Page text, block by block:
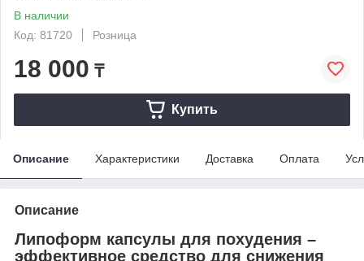
В наличии
Код: 81720
Розница
18 000 ₸
Купить
Описание Характеристики Доставка Оплата
Описание
Липоформ капсулы для похудения –
эффективное средство для снижения